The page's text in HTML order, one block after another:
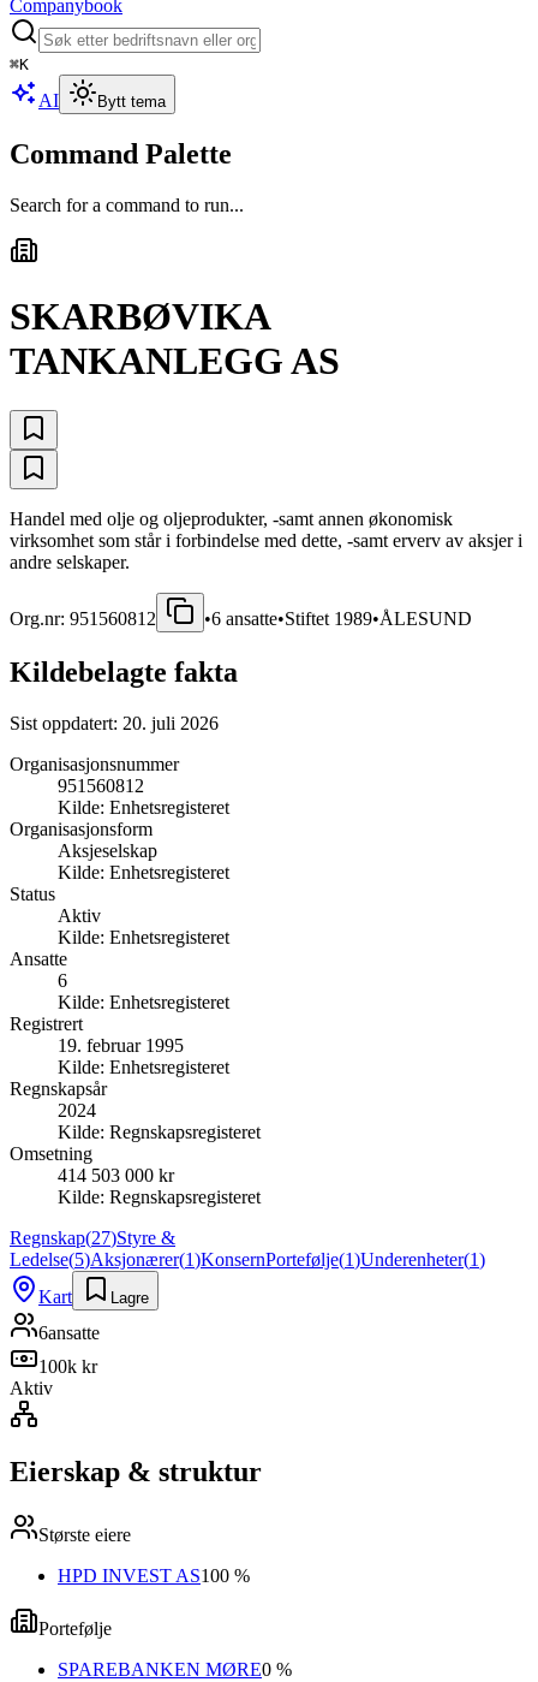
Companybook
⌘K
AI Bytt tema
Command Palette
Search for a command to run...
SKARBØVIKA
TANKANLEGG AS
Handel med olje og oljeprodukter, -samt annen økonomisk
virksomhet som står i forbindelse med dette, -samt erverv av aksjer i
andre selskaper.
Org.nr: 951560812 •6 ansatte•Stiftet 1989•ÅLESUND
Kildebelagte fakta
Sist oppdatert: 20. juli 2026
Organisasjonsnummer
951560812
Kilde: Enhetsregisteret
Organisasjonsform
Aksjeselskap
Kilde: Enhetsregisteret
Status
Aktiv
Kilde: Enhetsregisteret
Ansatte
6
Kilde: Enhetsregisteret
Registrert
19. februar 1995
Kilde: Enhetsregisteret
Regnskapsår
2024
Kilde: Regnskapsregisteret
Omsetning
414 503 000 kr
Kilde: Regnskapsregisteret
Regnskap(27)Styre &
Ledelse(5)Aksjonærer(1)KonsernPortefølje(1)Underenheter(1)
Kart
Lagre
6ansatte
100k kr
Aktiv
Eierskap & struktur
Største eiere
HPD INVEST AS100 %
Portefølje
SPAREBANKEN MØRE0 %